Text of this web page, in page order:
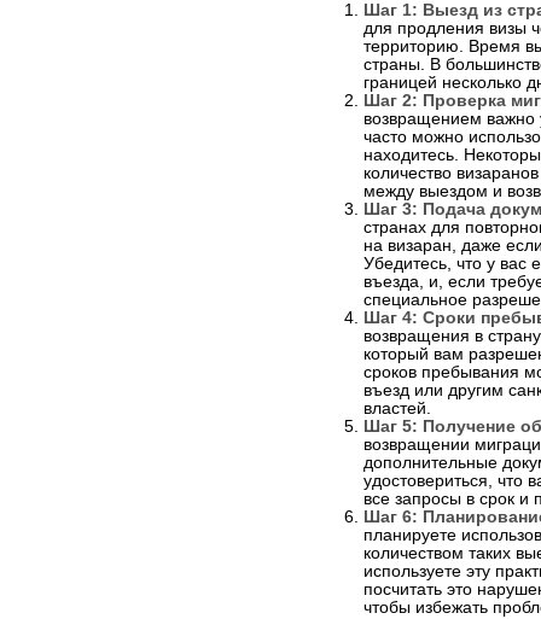
Шаг 1: Выезд из
для продления визы
территорию. Время
страны. В
границей несколько
Шаг 2: Проверка
возвращением важно
часто можно
находитесь.
количество
между выездом и
Шаг 3: Подача
странах для
на визаран, даже
Убедитесь, что у вас
въезда, и, если
специальное
Шаг 4: Сроки
возвращения в
который вам
сроков пребывания
въезд или другим
властей.
Шаг 5: Получение
возвращении
дополнительные
удостовериться, что
все запросы в срок и
Шаг 6:
планируете
количеством таких
используете эту
посчитать это
чтобы избежать